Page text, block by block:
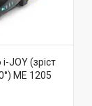
JOY (зріст
ME 1205